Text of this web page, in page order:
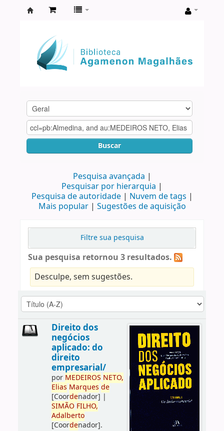
Agamenon
Magalhães
Buscar
Pesquisa avançada
Pesquisar por hierarquia
Pesquisa de autoridade
Nuvem de tags
Mais popular
Sugestões de aquisição
Filtre sua pesquisa
Sua pesquisa retornou 3 resultados.
Desculpe, sem sugestões.
Direito dos
negócios
aplicado: do
direito
empresarial/
por MEDEIROS NETO,
Elias Marques de
[Coordenador] |
SIMÃO FILHO,
Adalberto
[Coordenador].